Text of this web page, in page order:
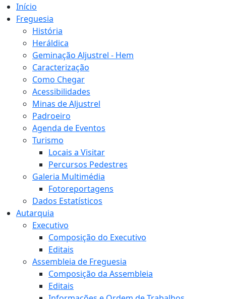
Início
Freguesia
História
Heráldica
Geminação Aljustrel - Hem
Caracterização
Como Chegar
Acessibilidades
Minas de Aljustrel
Padroeiro
Agenda de Eventos
Turismo
Locais a Visitar
Percursos Pedestres
Galeria Multimédia
Fotoreportagens
Dados Estatísticos
Autarquia
Executivo
Composição do Executivo
Editais
Assembleia de Freguesia
Composição da Assembleia
Editais